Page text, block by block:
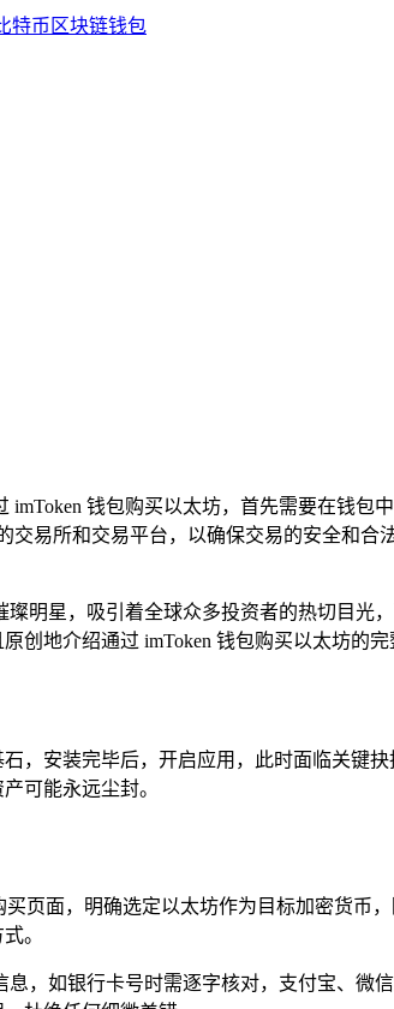
钱包购买以太坊，首先需要在钱包
易所和交易平台，以确保交易的安全和合
明星，吸引着全球众多投资者的热切目光
地介绍通过 imToken 钱包购买以太坊的完
，安装完毕后，开启应用，此时面临关
可能永远尘封。
页面，明确选定以太坊作为目标加密货币
。
，如银行卡号时需逐字核对，支付宝、微